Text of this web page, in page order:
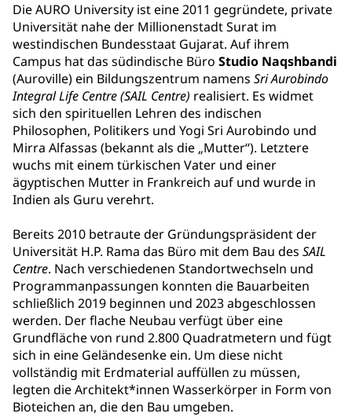
Die AURO University ist eine 2011 gegründete, private
Universität nahe der Millionenstadt Surat im
westindischen Bundesstaat Gujarat. Auf ihrem
Campus hat das südindische Büro Studio Naqshbandi
(Auroville) ein Bildungszentrum namens Sri Aurobindo
Integral Life Centre (SAIL Centre) realisiert. Es widmet
sich den spirituellen Lehren des indischen
Philosophen, Politikers und Yogi Sri Aurobindo und
Mirra Alfassas (bekannt als die „Mutter“). Letztere
wuchs mit einem türkischen Vater und einer
ägyptischen Mutter in Frankreich auf und wurde in
Indien als Guru verehrt.
Bereits 2010 betraute der Gründungspräsident der
Universität H.P. Rama das Büro mit dem Bau des SAIL
Centre. Nach verschiedenen Standortwechseln und
Programmanpassungen konnten die Bauarbeiten
schließlich 2019 beginnen und 2023 abgeschlossen
werden. Der flache Neubau verfügt über eine
Grundfläche von rund 2.800 Quadratmetern und fügt
sich in eine Geländesenke ein. Um diese nicht
vollständig mit Erdmaterial auffüllen zu müssen,
legten die Architekt*innen Wasserkörper in Form von
Bioteichen an, die den Bau umgeben.